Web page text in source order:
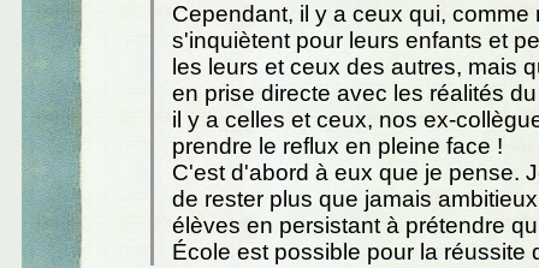
Cependant, il y a ceux qui, comme
s'inquiètent pour leurs enfants et
les leurs et ceux des autres, mais
en prise directe avec les réalités
il y a celles et ceux, nos ex-
prendre le reflux en pleine face !
C'est d'abord à eux que je pense.
de rester plus que jamais
élèves en persistant à prétendre
École est possible pour la réussite